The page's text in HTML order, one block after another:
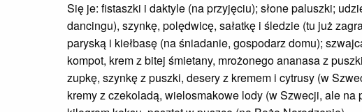
Się je: fistaszki i daktyle (na przyjęciu); słone paluszki;
dancingu), szynkę, polędwicę, sałatkę i śledzie (tu już
paryską i kiełbasę (na śniadanie, gospodarz domu);
kompot, krem z bitej śmietany, mrożonego ananasa z
zupkę, szynkę z puszki, desery z kremem i cytrusy (w
kremy z czekoladą, wielosmakowe lody (w Szwecji, ale na